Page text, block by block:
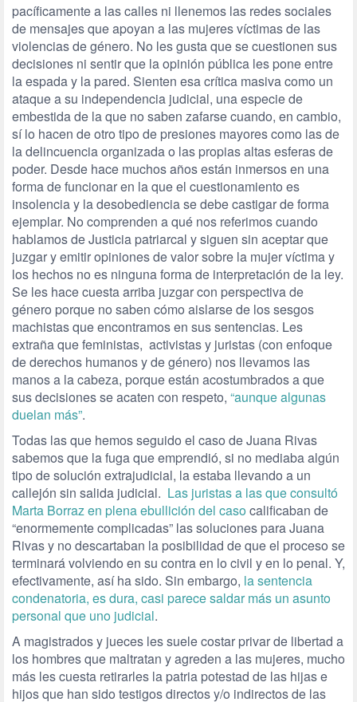
pacíficamente a las calles ni llenemos las redes sociales
de mensajes que apoyan a las mujeres víctimas de las
violencias de género. No les gusta que se cuestionen sus
decisiones ni sentir que la opinión pública les pone entre
la espada y la pared. Sienten esa crítica masiva como un
ataque a su independencia judicial, una especie de
embestida de la que no saben zafarse cuando, en cambio,
sí lo hacen de otro tipo de presiones mayores como las de
la delincuencia organizada o las propias altas esferas de
poder. Desde hace muchos años están inmersos en una
forma de funcionar en la que el cuestionamiento es
insolencia y la desobediencia se debe castigar de forma
ejemplar. No comprenden a qué nos referimos cuando
hablamos de Justicia patriarcal y siguen sin aceptar que
juzgar y emitir opiniones de valor sobre la mujer víctima y
los hechos no es ninguna forma de interpretación de la ley.
Se les hace cuesta arriba juzgar con perspectiva de
género porque no saben cómo aislarse de los sesgos
machistas que encontramos en sus sentencias. Les
extraña que feministas, activistas y juristas (con enfoque
de derechos humanos y de género) nos llevamos las
manos a la cabeza, porque están acostumbrados a que
sus decisiones se acaten con respeto, “aunque algunas
duelan más”.
Todas las que hemos seguido el caso de Juana Rivas
sabemos que la fuga que emprendió, si no mediaba algún
tipo de solución extrajudicial, la estaba llevando a un
callejón sin salida judicial. Las juristas a las que consultó
Marta Borraz en plena ebullición del casocalificaban de
“enormemente complicadas” las soluciones para Juana
Rivas y no descartaban la posibilidad de que el proceso se
terminará volviendo en su contra en lo civil y en lo penal. Y,
efectivamente, así ha sido. Sin embargo, la sentencia
condenatoria, es dura, casi parece saldar más un asunto
personal que uno judicial.
A magistrados y jueces les suele costar privar de libertad a
los hombres que maltratan y agreden a las mujeres, mucho
más les cuesta retirarles la patria potestad de las hijas e
hijos que han sido testigos directos y/o indirectos de las